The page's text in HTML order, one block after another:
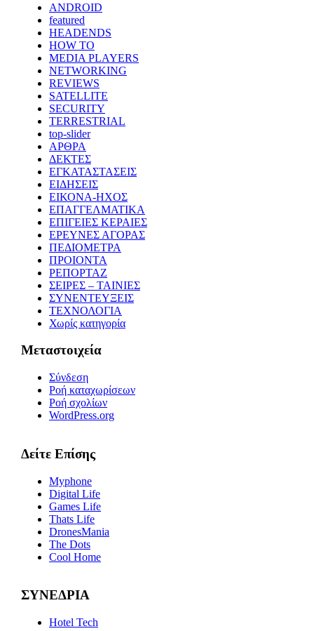
ANDROID
featured
HEADENDS
HOW TO
MEDIA PLAYERS
NETWORKING
REVIEWS
SATELLITE
SECURITY
TERRESTRIAL
top-slider
ΑΡΘΡΑ
ΔΕΚΤΕΣ
ΕΓΚΑΤΑΣΤΑΣΕΙΣ
ΕΙΔΗΣΕΙΣ
ΕΙΚΟΝΑ-ΗΧΟΣ
ΕΠΑΓΓΕΛΜΑΤΙΚΑ
ΕΠΙΓΕΙΕΣ ΚΕΡΑΙΕΣ
ΕΡΕΥΝΕΣ ΑΓΟΡΑΣ
ΠΕΔΙΟΜΕΤΡΑ
ΠΡΟΙΟΝΤΑ
ΡΕΠΟΡΤΑΖ
ΣΕΙΡΕΣ – ΤΑΙΝΙΕΣ
ΣΥΝΕΝΤΕΥΞΕΙΣ
ΤΕΧΝΟΛΟΓΙΑ
Χωρίς κατηγορία
Μεταστοιχεία
Σύνδεση
Ροή καταχωρίσεων
Ροή σχολίων
WordPress.org
Δείτε Επίσης
Myphone
Digital Life
Games Life
Thats Life
DronesMania
The Dots
Cool Home
ΣΥΝΕΔΡΙΑ
Hotel Tech